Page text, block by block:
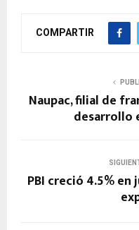
COMPARTIR
Naupac, filial de
desarrollo
PBI creció 4.5%